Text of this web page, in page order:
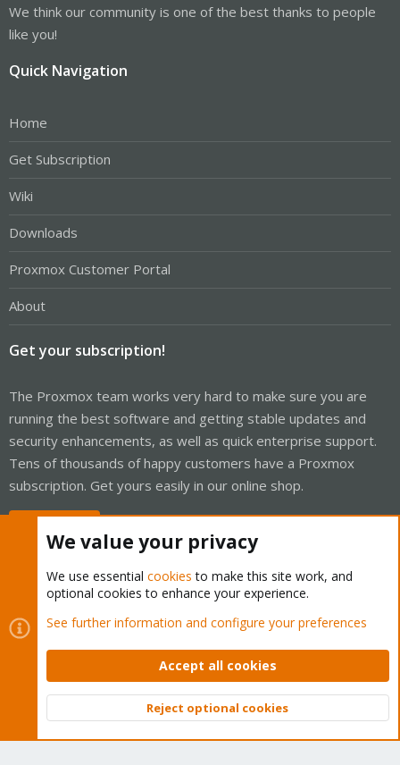
We think our community is one of the best thanks to people
like you!
Quick Navigation
Home
Get Subscription
Wiki
Downloads
Proxmox Customer Portal
About
Get your subscription!
The Proxmox team works very hard to make sure you are
running the best software and getting stable updates and
security enhancements, as well as quick enterprise support.
Tens of thousands of happy customers have a Proxmox
subscription. Get yours easily in our online shop.
Cookies
Proxmox Support Forum - Light Mode
Contact us
Terms and rules Privacy policy Help Home
Community platform by XenForo © 2010-2026 XenForo Ltd.
Top
We value your privacy
We use essential cookies to make this site work, and
optional cookies to enhance your experience.
See further information and configure your preferences
Accept all cookies
Reject optional cookies